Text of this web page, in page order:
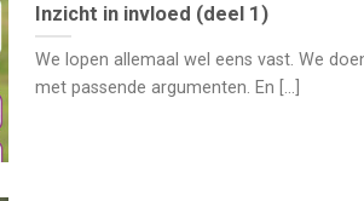
Inzicht in invloed (deel 1)
We lopen allemaal wel eens vast. We
met passende argumenten. En [...]